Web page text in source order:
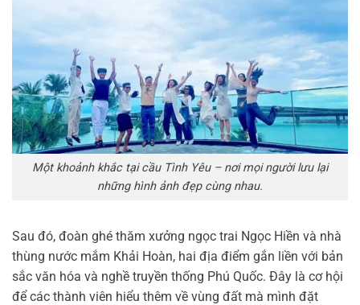
Một khoảnh khắc tại cầu Tình Yêu – nơi mọi người lưu lại
những hình ảnh đẹp cùng nhau.
Sau đó, đoàn ghé thăm xưởng ngọc trai Ngọc Hiền và nhà
thùng nước mắm Khải Hoàn, hai địa điểm gắn liền với bản
sắc văn hóa và nghề truyền thống Phú Quốc. Đây là cơ hội
để các thành viên hiểu thêm về vùng đất mà mình đặt